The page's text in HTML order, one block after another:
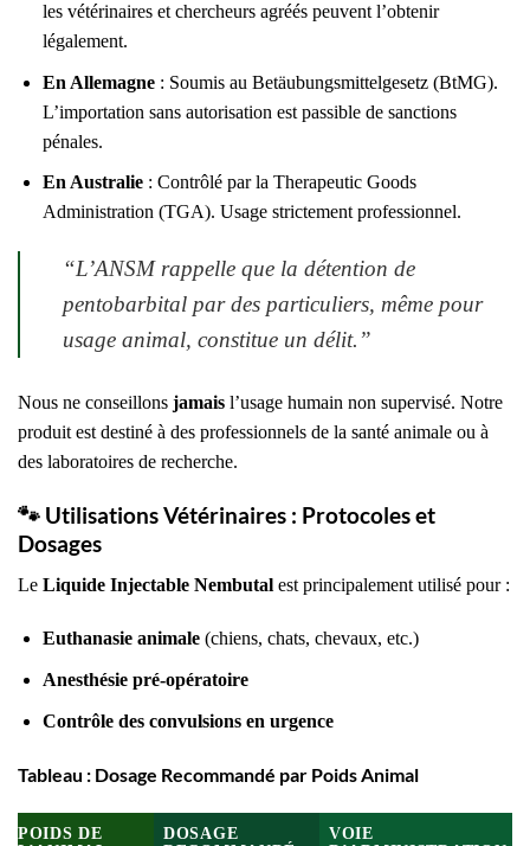
les vétérinaires et chercheurs agréés peuvent l’obtenir
légalement.
En Allemagne: Soumis au Betäubungsmittelgesetz (BtMG).
L’importation sans autorisation est passible de sanctions
pénales.
En Australie: Contrôlé par la Therapeutic Goods
Administration (TGA). Usage strictement professionnel.
“L’ANSM rappelle que la détention de
pentobarbital par des particuliers, même pour
usage animal, constitue un délit.”
Nous ne conseillons jamais l’usage humain non supervisé. Notre
produit est destiné à des professionnels de la santé animale ou à
des laboratoires de recherche.
🐾 Utilisations Vétérinaires : Protocoles et
Dosages
Le Liquide Injectable Nembutal est principalement utilisé pour :
Euthanasie animale(chiens, chats, chevaux, etc.)
Anesthésie pré-opératoire
Contrôle des convulsions en urgence
Tableau : Dosage Recommandé par Poids Animal
POIDS DE
DOSAGE
VOIE